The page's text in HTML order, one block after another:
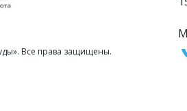
Все права защищены.